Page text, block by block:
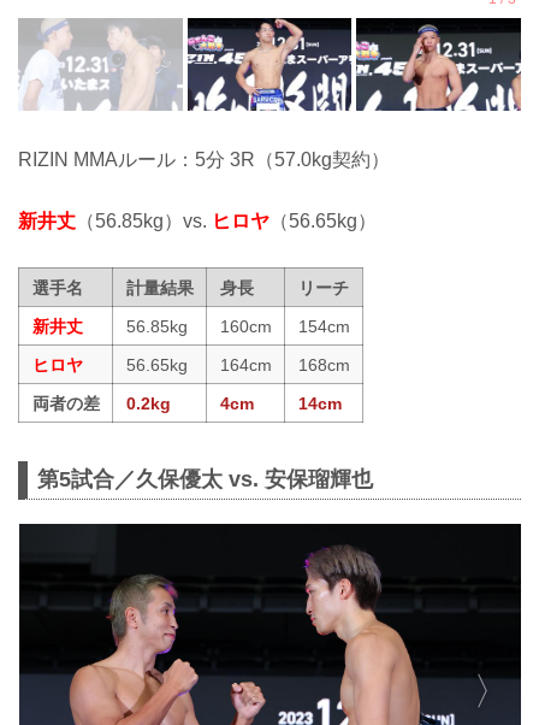
RIZIN MMAルール：5分 3R（57.0kg契約）
新井丈 （56.85kg）vs. ヒロヤ （56.65kg）
選手名 計量結果 身長
リーチ
新井丈
56.85kg 160cm
154cm
ヒロヤ
56.65kg 164cm
168cm
両者の差
0.2kg 4cm 14cm
第5試合／久保優太 vs. 安保瑠輝也